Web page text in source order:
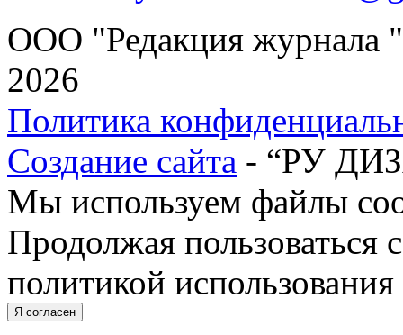
ООО "Редакция журнала
2026
Политика
Создание сайта - “РУ
Мы используем файлы
Продолжая пользоваться
политикой
Я согласен